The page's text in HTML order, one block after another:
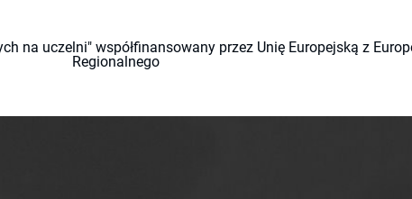
na uczelni" współfinansowany przez Unię Europejską z
Regionalnego